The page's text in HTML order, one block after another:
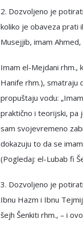
2. Dozvoljeno je
koliko je obaveza prati
Musejjib, imam
Imam el-Mejdani rhm.,
Hanife rhm.), smatraju
propuštaju vodu:
praktično i teorijski, pa
sam svojevremeno
dokazuju to da se
(Pogledaj: el-Lubab fi
3. Dozvoljeno je
Ibnu Hazm i Ibnu
šejh Šenkiti rhm., – i